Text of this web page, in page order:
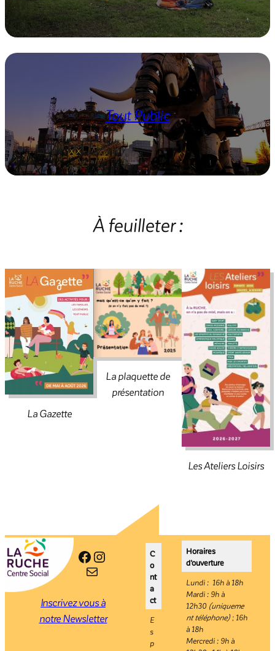
Tout Public
À feuilleter :
La Gazette
La plaquette de
présentation
Les Ateliers Loisirs
Facebook Instagram
E-mail
Inscrivez vous à
notre Newsletter
C
o
nt
a
ct
E
s
p
Horaires
d’ouverture
Lundi : 16h à 18h
Mardi : 9h à
12h30 (uniqueme
nt téléphone); 16h
à 18h
Mercredi : 9h à